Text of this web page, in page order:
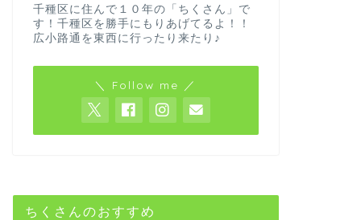
千種区に住んで１０年の「ちくさん」で
す！千種区を勝手にもりあげてるよ！！
広小路通を東西に行ったり来たり♪
＼ Follow me ／
ちくさんのおすすめ